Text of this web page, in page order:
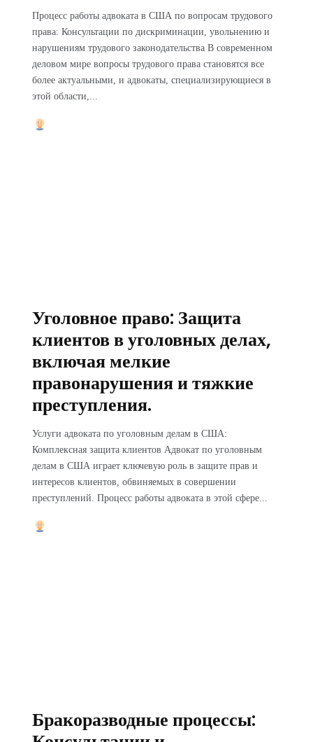
Процесс работы адвоката в США по вопросам трудового
права: Консультации по дискриминации, увольнению и
нарушениям трудового законодательства В современном
деловом мире вопросы трудового права становятся все
более актуальными, и адвокаты, специализирующиеся в
этой области,...
Уголовное право: Защита
клиентов в уголовных делах,
включая мелкие
правонарушения и тяжкие
преступления.
Услуги адвоката по уголовным делам в США:
Комплексная защита клиентов Адвокат по уголовным
делам в США играет ключевую роль в защите прав и
интересов клиентов, обвиняемых в совершении
преступлений. Процесс работы адвоката в этой сфере...
Бракоразводные процессы: